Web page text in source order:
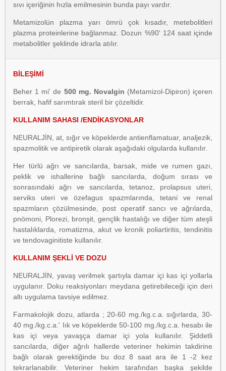
sıvı içeriğinin hızla emilmesinin bunda payı vardır.
Metamizolün plazma yarı ömrü çok kısadır, metebolitleri
plazma proteinlerine bağlanmaz. Dozun %90' 124 saat içinde
metabolitler şeklinde idrarla atılır.
BİLEŞİMİ
Beher 1 mi' de 500 mg. Novalgin (Metamizol-Dipiron) içeren
berrak, hafif sarımtırak steril bir çözeltidir.
KULLANIM SAHASI /ENDİKASYONLAR
NEURALJİN, at, sığır ve köpeklerde antienflamatuar, analjezik,
spazmolitik ve antipiretik olarak aşağıdaki olgularda kullanılır.
Her türlü ağrı ve sancılarda, barsak, mide ve rumen gazı,
peklik ve ishallerine bağlı sancılarda, doğum sırası ve
sonrasındaki ağrı ve sancılarda, tetanoz, prolapsus uteri,
serviks uteri ve özefagus spazmlarında, tetani ve renal
spazmların çözülmesinde, post operatif sancı ve ağrılarda,
pnömoni, Plorezi, bronşit, gençlik hastalığı ve diğer tüm ateşli
hastalıklarda, romatizma, akut ve kronik poliartiritis, tendinitis
ve tendovaginitiste kullanılır.
KULLANIM ŞEKLİ VE DOZU
NEURALJİN, yavaş verilmek şartıyla damar içi kas içi yollarla
uygulanır. Doku reaksiyonları meydana getirebileceği için deri
altı uygulama tavsiye edilmez.
Farmakolojik dozu, atlarda ; 20-60 mg./kg.c.a. sığırlarda, 30-
40 mg./kg.c.a.' Iık ve köpeklerde 50-100 mg./kg.c.a. hesabı ile
kas içi veya yavaşça damar içi yola kullanılır. Şiddetli
sancılarda, diğer ağrılı hallerde veteriner hekimin takdirine
bağlı olarak gerektiğinde bu doz 8 saat ara ile 1 -2 kez
tekrarlanabilir. Veteriner hekim tarafından başka şekilde